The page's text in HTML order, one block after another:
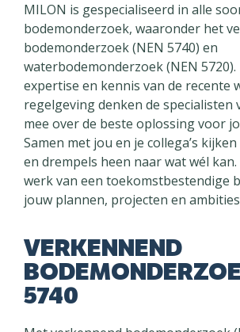
MILON is gespecialiseerd in alle
bodemonderzoek, waaronder het
bodemonderzoek (NEN 5740) en
waterbodemonderzoek (NEN
expertise en kennis van de recente
regelgeving denken de specialisten
mee over de beste oplossing voor
Samen met jou en je collega’s
en drempels heen naar wat wél
werk van een toekomstbestendige
jouw plannen, projecten en
VERKENNEND
5740